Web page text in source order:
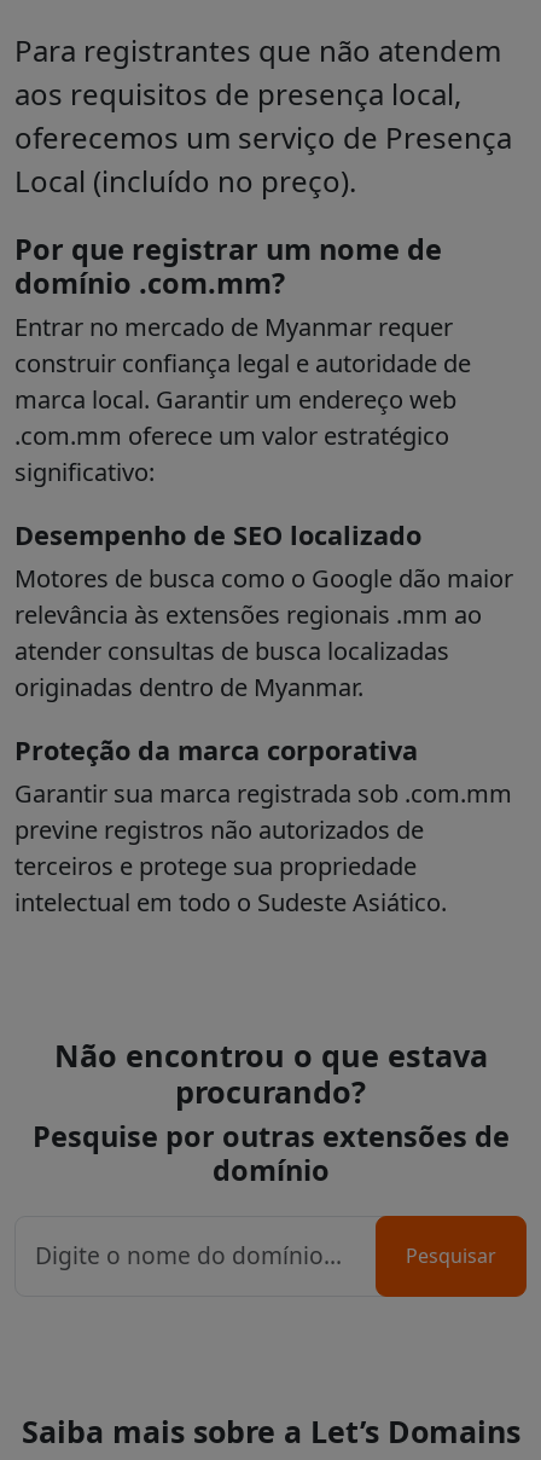
Para registrantes que não atendem
aos requisitos de presença local,
oferecemos um serviço de Presença
Local (incluído no preço).
Por que registrar um nome de
domínio .com.mm?
Entrar no mercado de Myanmar requer
construir confiança legal e autoridade de
marca local. Garantir um endereço web
.com.mm oferece um valor estratégico
significativo:
Desempenho de SEO localizado
Motores de busca como o Google dão maior
relevância às extensões regionais .mm ao
atender consultas de busca localizadas
originadas dentro de Myanmar.
Proteção da marca corporativa
Garantir sua marca registrada sob .com.mm
previne registros não autorizados de
terceiros e protege sua propriedade
intelectual em todo o Sudeste Asiático.
Não encontrou o que estava
procurando?
Pesquise por outras extensões de
domínio
Pesquisar